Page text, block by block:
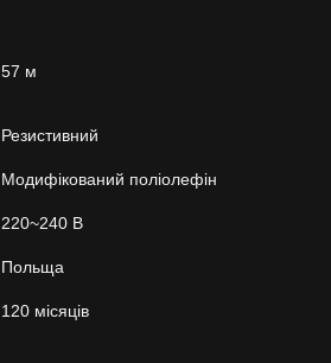
57 м
Резистивний
Модифікований поліолефін
220~240 В
Польща
120 місяців